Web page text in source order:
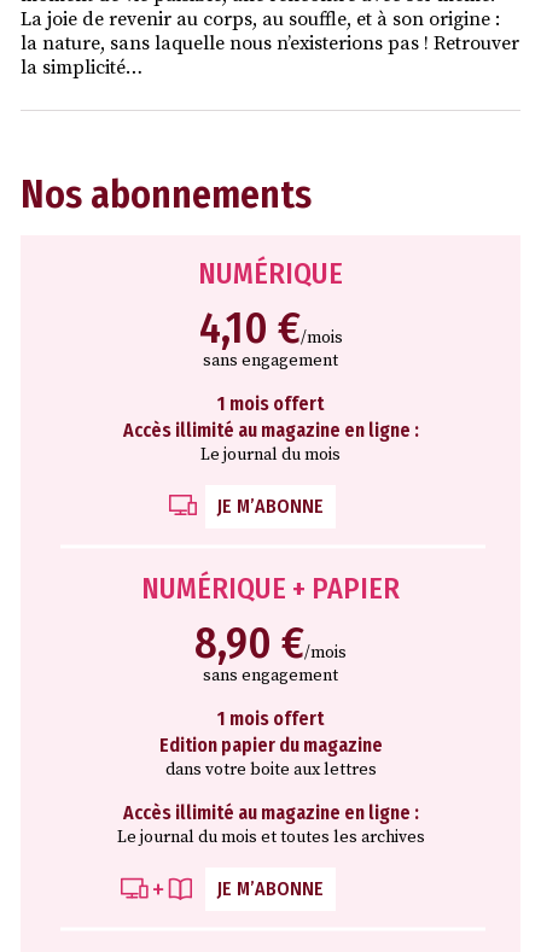
La joie de revenir au corps, au souffle, et à son origine :
la nature, sans laquelle nous n’existerions pas ! Retrouver
la simplicité…
Nos abonnements
NUMÉRIQUE
4,10 €/mois
sans engagement
1 mois offert
Accès illimité au magazine en ligne :
Le journal du mois
JE M’ABONNE
NUMÉRIQUE + PAPIER
8,90 €/mois
sans engagement
1 mois offert
Edition papier du magazine
dans votre boite aux lettres
Accès illimité au magazine en ligne :
Le journal du mois et toutes les archives
JE M’ABONNE